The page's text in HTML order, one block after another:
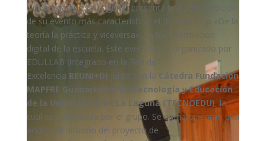
Universidad de La Laguna) presenta una nueva edición
de su evento más característico: el III Workshop «De la
teoría la práctica y viceversa». La transformación
digital de la escuela. Este evento está organizado por
EDULLAB (integrado en la Red de
Excelencia REUNI+D) junto con la
Cátedra Fundación
MAPFRE Guanarteme de Tecnología y Educación
de la Universidad de La Laguna (TECNOEDU), la
cual es gestionada por el grupo. Se enmarca como una
acción de difusión del proyecto de